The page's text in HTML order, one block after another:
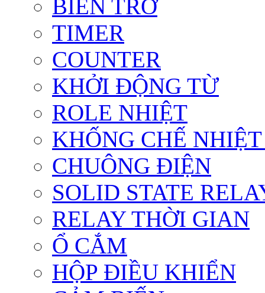
BIẾN TRỞ
TIMER
COUNTER
KHỞI ĐỘNG TỪ
ROLE NHIỆT
KHỐNG CHẾ
CHUÔNG ĐIỆN
SOLID STATE
RELAY THỜI GIAN
Ổ CẮM
HỘP ĐIỀU KHIỂN